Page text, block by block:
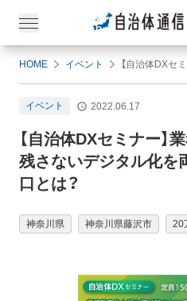
HOME イベント
イベント 2022.06.17
【自治体DXセミナー】
残さないデジタル化を
口とは？
神奈川県 神奈川県藤沢市 20